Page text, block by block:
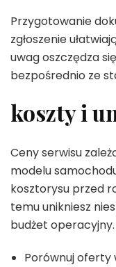
Przygotowanie
zgłoszenie
uwag oszczędza
bezpośrednio ze
koszty i
Ceny serwisu
modelu
kosztorysu przed
temu unikniesz
budżet operacyjny.
Porównuj